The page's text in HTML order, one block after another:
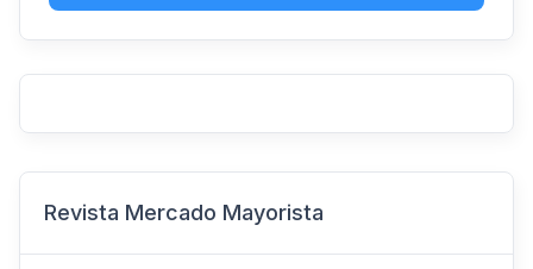
Revista Mercado Mayorista